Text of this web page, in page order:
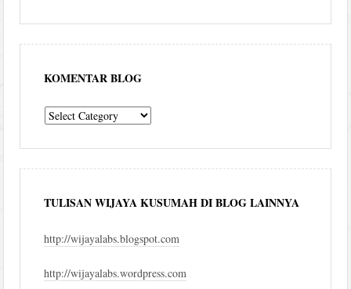
KOMENTAR BLOG
komentar
TULISAN WIJAYA KUSUMAH DI BLOG LAINNYA
http://wijayalabs.blogspot.com
http://wijayalabs.wordpress.com